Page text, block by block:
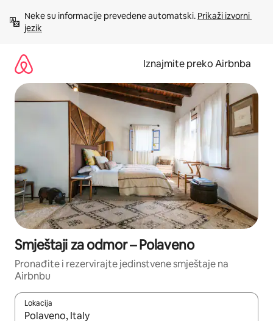
sadržaj
Neke su informacije prevedene automatski. Prikaži izvorni
jezik
Iznajmite preko Airbnba
Smještaji za odmor – Polaveno
Pronađite i rezervirajte jedinstvene smještaje na
Airbnbu
Lokacija
Kada budu dostupni rezultati, moći ćete ih pregledati